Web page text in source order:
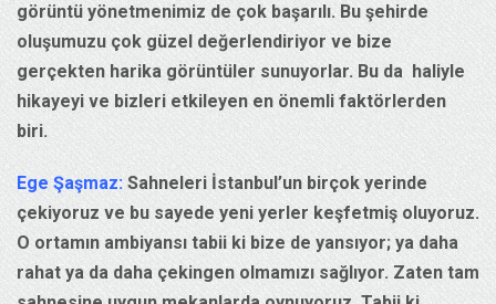
görüntü yönetmenimiz de çok başarılı. Bu şehirde
oluşumuzu çok güzel değerlendiriyor ve bize
gerçekten harika görüntüler sunuyorlar. Bu da haliyle
hikayeyi ve bizleri etkileyen en önemli faktörlerden
biri.
Ege Şaşmaz: Sahneleri İstanbul’un birçok yerinde
çekiyoruz ve bu sayede yeni yerler keşfetmiş oluyoruz.
O ortamın ambiyansı tabii ki bize de yansıyor; ya daha
rahat ya da daha çekingen olmamızı sağlıyor. Zaten tam